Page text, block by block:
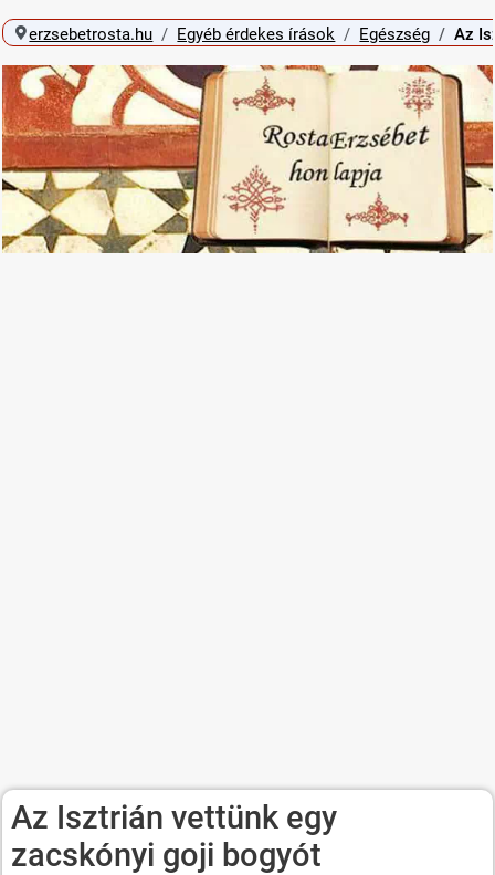
erzsebetrosta.hu Egyéb érdekes írások Egészség Az
Az Isztrián vettünk egy
zacskónyi goji bogyót